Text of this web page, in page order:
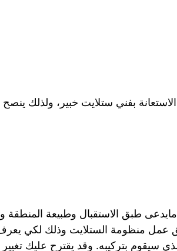
بفني ستلايت خبير، ولذلك ينصح
طبق الاستقبال وطبيعة المنطقة و
عمل منظومة الستلايت وذلك لكي
سيقوم بتركيبه. وقد يقترح عليك تغيير